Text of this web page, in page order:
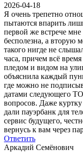
2026-04-18
Я очень трепетно
пытаются впарить
первой же встрече
бесполезна, а вторую
такого нигде не
часа, причем всё
пледом и видом на
объяснила каждый
где можно не
датами следующего
вопросов. Даже
дали пауэрбанк для
сервис будущего,
вернусь к вам через
Ответить
Аркадий Семёнович